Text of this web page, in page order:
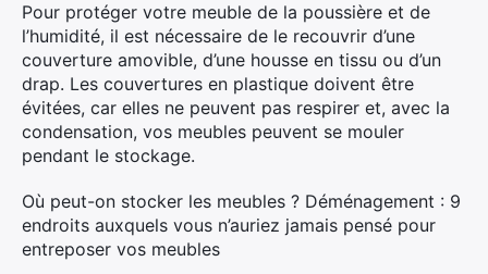
Pour protéger votre meuble de la poussière et de
l’humidité, il est nécessaire de le recouvrir d’une
couverture amovible, d’une housse en tissu ou d’un
drap. Les couvertures en plastique doivent être
évitées, car elles ne peuvent pas respirer et, avec la
condensation, vos meubles peuvent se mouler
pendant le stockage.
Où peut-on stocker les meubles ? Déménagement : 9
endroits auxquels vous n’auriez jamais pensé pour
entreposer vos meubles